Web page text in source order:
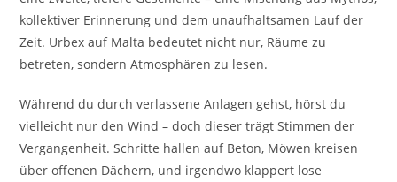
kollektiver Erinnerung und dem unaufhaltsamen Lauf der
Zeit. Urbex auf Malta bedeutet nicht nur, Räume zu
betreten, sondern Atmosphären zu lesen.
Während du durch verlassene Anlagen gehst, hörst du
vielleicht nur den Wind – doch dieser trägt Stimmen der
Vergangenheit. Schritte hallen auf Beton, Möwen kreisen
über offenen Dächern, und irgendwo klappert lose